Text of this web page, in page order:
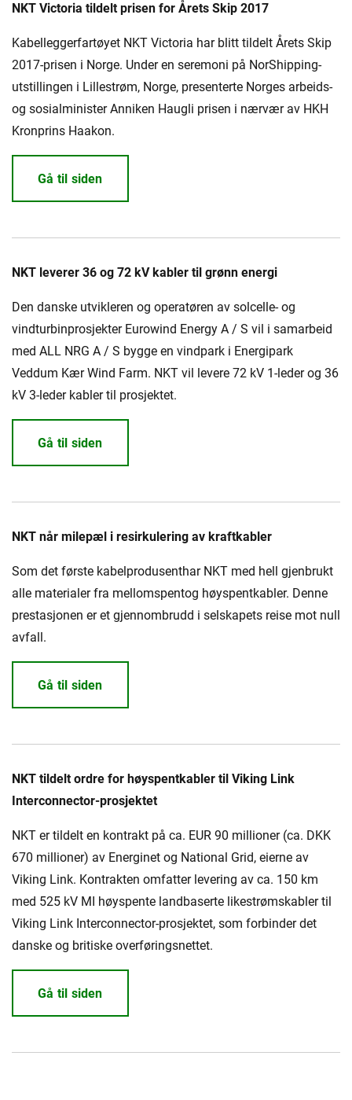
NKT Victoria tildelt prisen for Årets Skip 2017
Kabelleggerfartøyet NKT Victoria har blitt tildelt Årets Skip
2017-prisen i Norge. Under en seremoni på NorShipping-
utstillingen i Lillestrøm, Norge, presenterte Norges arbeids-
og sosialminister Anniken Haugli prisen i nærvær av HKH
Kronprins Haakon.
Gå til siden
NKT leverer 36 og 72 kV kabler til grønn energi
Den danske utvikleren og operatøren av solcelle- og
vindturbinprosjekter Eurowind Energy A / S vil i samarbeid
med ALL NRG A / S bygge en vindpark i Energipark
Veddum Kær Wind Farm. NKT vil levere 72 kV 1-leder og 36
kV 3-leder kabler til prosjektet.
Gå til siden
NKT når milepæl i resirkulering av kraftkabler
Som det første kabelprodusenthar NKT med hell gjenbrukt
alle materialer fra mellomspentog høyspentkabler. Denne
prestasjonen er et gjennombrudd i selskapets reise mot null
avfall.
Gå til siden
NKT tildelt ordre for høyspentkabler til Viking Link
Interconnector-prosjektet
NKT er tildelt en kontrakt på ca. EUR 90 millioner (ca. DKK
670 millioner) av Energinet og National Grid, eierne av
Viking Link. Kontrakten omfatter levering av ca. 150 km
med 525 kV MI høyspente landbaserte likestrømskabler til
Viking Link Interconnector-prosjektet, som forbinder det
danske og britiske overføringsnettet.
Gå til siden